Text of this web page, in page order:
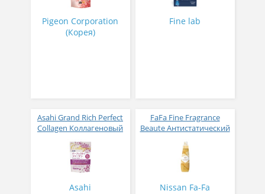
Pigeon Corporation
(Корея)
Fine lab
Asahi Grand Rich Perfect
Collagen Коллагеновый
плацентой и
изофлавонами сои 228
гр
Asahi
FaFa Fine Fragrance
Beaute Антистатический
с ароматом цветов,
мускуса и сандалового
дерева 600 мл
Nissan Fa-Fa